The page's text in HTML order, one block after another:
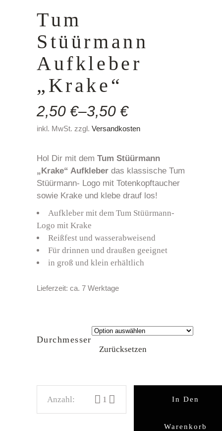
Tum
Stüürmann
Aufkleber
„Krake“
2,50 €–3,50 €
inkl. MwSt. zzgl. Versandkosten
Hol Dir mit dem Tum Stüürmann
„Krake“ Aufkleber das klassische Tum
Stüürmann- Logo mit Totenkopftaucher
sowie Krake und klebe drauf los!
Aufkleber mit dem Tum Stüürmann-
Logo mit Krake
Reißfest und wasserabweisend
Für drinnen und draußen geeignet
in groß und klein erhältlich
Lieferzeit: ca. 7 Werktage
Durchmesser
Zurücksetzen
In Den
Warenkorb